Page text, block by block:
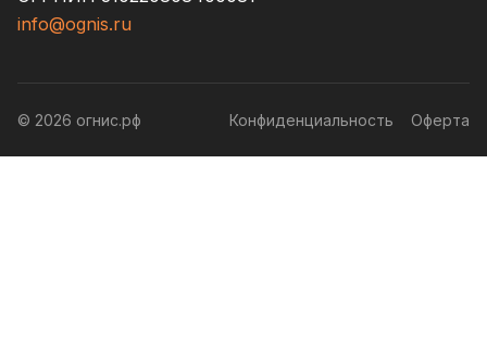
info@ognis.ru
© 2026 огнис.рф Конфиденциальность Оферта